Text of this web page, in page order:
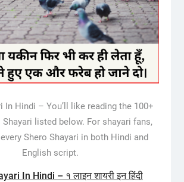
In Hindi – You’ll like reading the 100+
listed below. For shayari fans,
Shero Shayari in both Hindi and
English script.
In Hindi – १ लाइन शायरी इन हिंदी